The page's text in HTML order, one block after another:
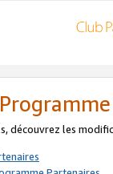
découvrez les